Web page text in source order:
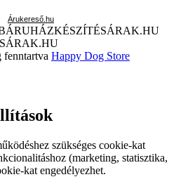
Árukereső.hu
Happy Dog Store
szükséges cookie-kat
(marketing, statisztika,
kat engedélyezhet.